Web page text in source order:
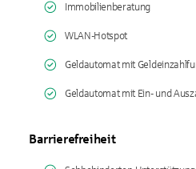
Immobilienberatung
WLAN-Hotspot
Geldautomat mit
Geldautomat mit Ein- und
Barrierefreiheit